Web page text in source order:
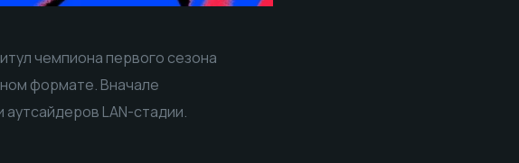
чемпиона первого сезона
формате. Вначале
LAN-стадии.